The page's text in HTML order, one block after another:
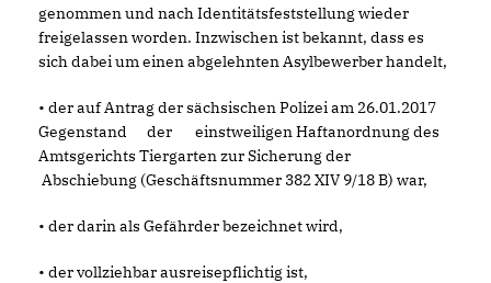
genommen und nach Identitätsfeststellung wieder
freigelassen worden. Inzwischen ist bekannt, dass es
sich dabei um einen abgelehnten Asylbewerber handelt,
• der auf Antrag der sächsischen Polizei am 26.01.2017
Gegenstand der einstweiligenHaftanordnung des
Amtsgerichts Tiergarten zur Sicherung der
Abschiebung (Geschäftsnummer 382 XIV 9/18 B) war,
• der darin als Gefährder bezeichnet wird,
• der vollziehbar ausreisepflichtig ist,